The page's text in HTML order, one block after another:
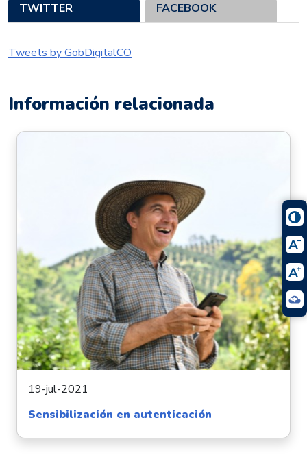
TWITTER FACEBOOK
Tweets by GobDigitalCO
Información relacionada
19-jul-2021
Sensibilización en autenticación